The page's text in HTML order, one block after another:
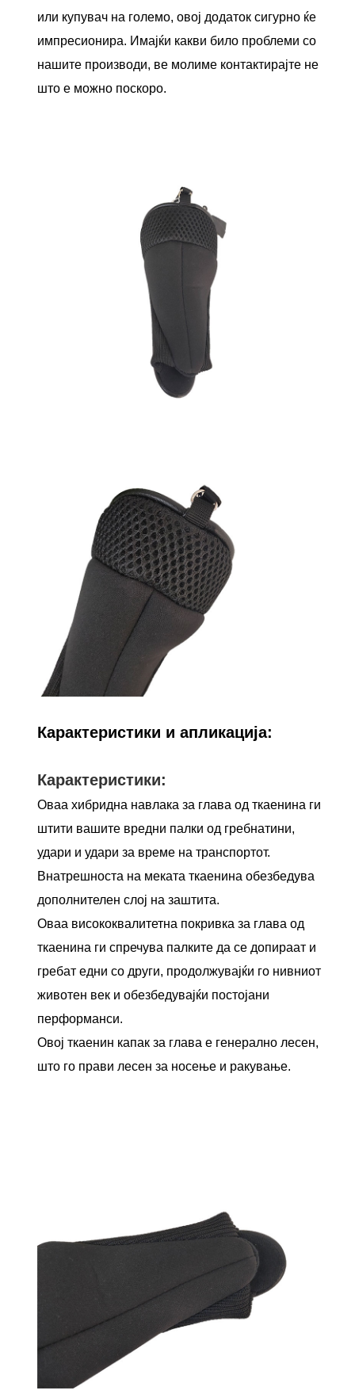
или купувач на големо, овој додаток сигурно ќе
импресионира. Имајќи какви било проблеми со
нашите производи, ве молиме контактирајте не
што е можно поскоро.
Карактеристики и апликација:
Карактеристики:
Оваа хибридна навлака за глава од ткаенина ги
штити вашите вредни палки од гребнатини,
удари и удари за време на транспортот.
Внатрешноста на меката ткаенина обезбедува
дополнителен слој на заштита.
Оваа висококвалитетна покривка за глава од
ткаенина ги спречува палките да се допираат и
гребат едни со други, продолжувајќи го нивниот
животен век и обезбедувајќи постојани
перформанси.
Овој ткаенин капак за глава е генерално лесен,
што го прави лесен за носење и ракување.